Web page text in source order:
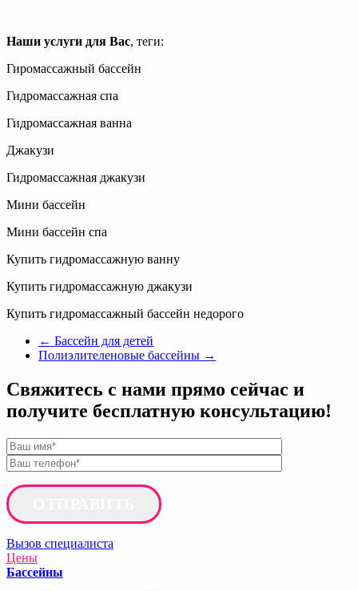
Наши услуги для Вас, теги:
Гиромассажный бассейн
Гидромассажная спа
Гидромассажная ванна
Джакузи
Гидромассажная джакузи
Мини бассейн
Мини бассейн спа
Купить гидромассажную ванну
Купить гидромассажную джакузи
Купить гидромассажный бассейн недорого
← Бассейн для детей
Полиэлителеновые бассейны →
Свяжитесь с нами прямо сейчас и
получите бесплатную консультацию!
Вызов специалиста
Цены
Бассейны